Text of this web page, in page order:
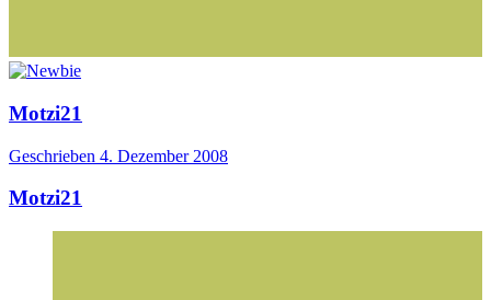
Motzi21
Geschrieben 4. Dezember 2008
Motzi21